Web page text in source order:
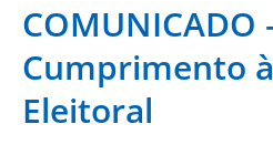
COMUNICADO
Cumprimento
Eleitoral